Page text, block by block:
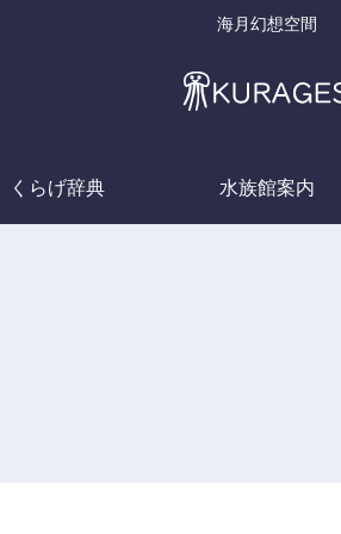
海月幻想空間
くらげ辞典 水族館案内